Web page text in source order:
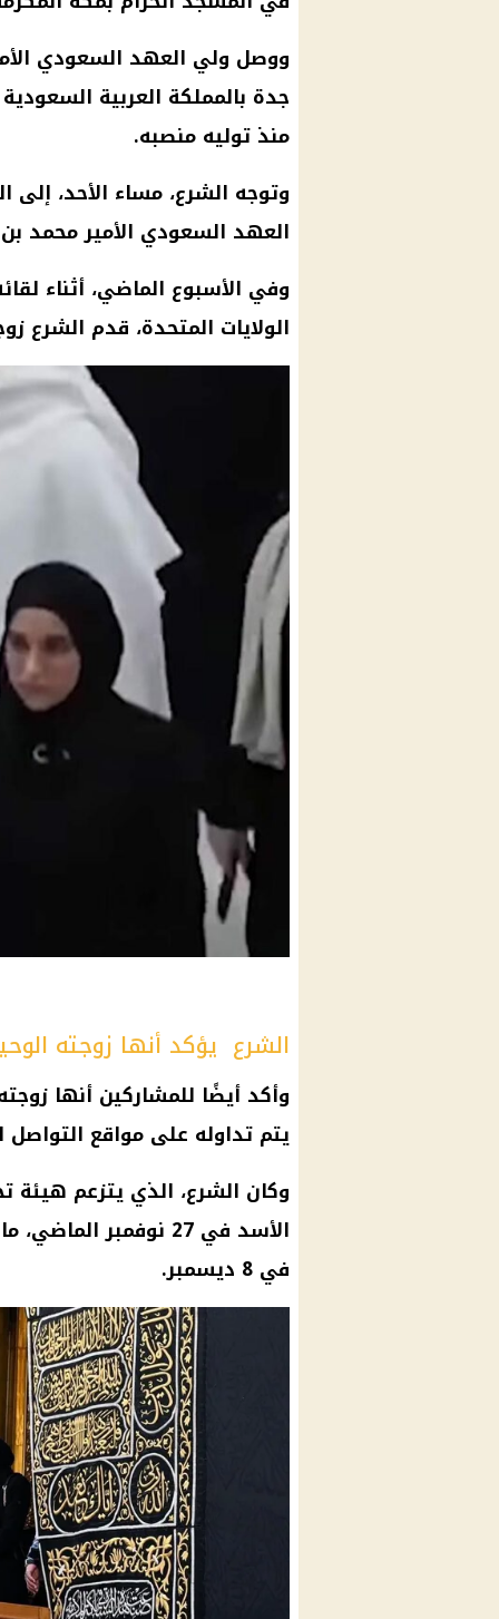
ووصل ولي العهد السعودي
جدة بالمملكة العربية
منذ توليه منصبه.
وتوجه الشرع، مساء الأحد،
العهد السعودي الأمير محمد
وفي الأسبوع الماضي، أثناء
الولايات المتحدة، قدم الشرع
الشرع يؤكد أنها زوجته
وأكد أيضًا للمشاركين أنها
يتم تداوله على مواقع
وكان الشرع، الذي يتزعم هيئة
الأسد في 27 نوفمبر
في 8 ديسمبر.